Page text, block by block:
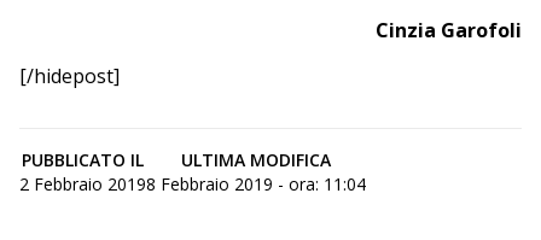
Cinzia Garofoli
[/hidepost]
PUBBLICATO IL
2 Febbraio 2019
ULTIMA MODIFICA
8 Febbraio 2019 - ora: 11:04